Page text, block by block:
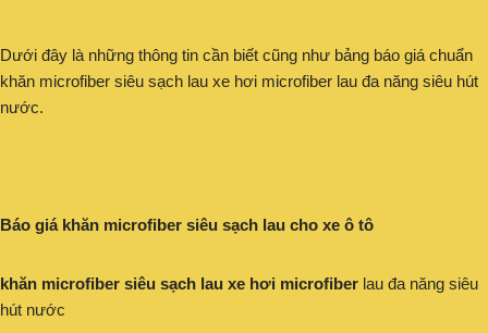
Dưới đây là những thông tin cần biết cũng như bảng báo giá chuẩn
khăn microfiber siêu sạch lau xe hơi microfiber lau đa năng siêu hút
nước.
Báo giá khăn microfiber siêu sạch lau cho xe ô tô
khăn microfiber siêu sạch lau xe hơi microfiber lau đa năng siêu
hút nước